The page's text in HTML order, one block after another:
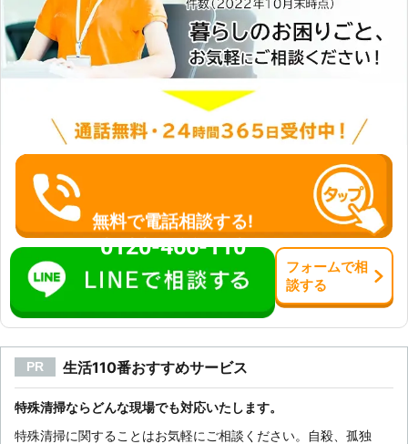
無料で電話相談する!
0120-466-110
フォームで相
談する
PR 生活110番おすすめサービス
特殊清掃ならどんな現場でも対応いたします。
特殊清掃に関することはお気軽にご相談ください。自殺、孤独